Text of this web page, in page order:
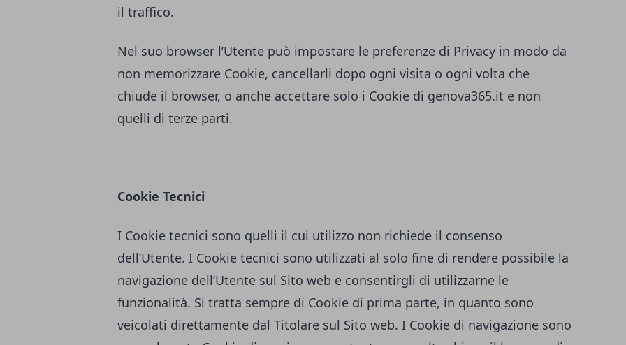
il traffico.
Nel suo browser l’Utente può impostare le preferenze di Privacy in modo da
non memorizzare Cookie, cancellarli dopo ogni visita o ogni volta che
chiude il browser, o anche accettare solo i Cookie di genova365.it e non
quelli di terze parti.
Cookie Tecnici
I Cookie tecnici sono quelli il cui utilizzo non richiede il consenso
dell’Utente. I Cookie tecnici sono utilizzati al solo fine di rendere possibile la
navigazione dell’Utente sul Sito web e consentirgli di utilizzarne le
funzionalità. Si tratta sempre di Cookie di prima parte, in quanto sono
veicolati direttamente dal Titolare sul Sito web. I Cookie di navigazione sono